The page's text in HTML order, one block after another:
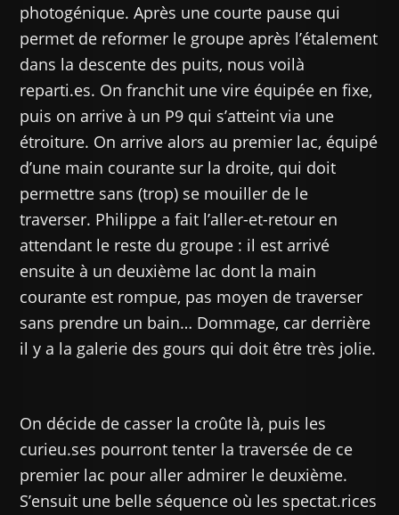
photogénique. Après une courte pause qui
permet de reformer le groupe après l’étalement
dans la descente des puits, nous voilà
reparti.es. On franchit une vire équipée en fixe,
puis on arrive à un P9 qui s’atteint via une
étroiture. On arrive alors au premier lac, équipé
d’une main courante sur la droite, qui doit
permettre sans (trop) se mouiller de le
traverser. Philippe a fait l’aller-et-retour en
attendant le reste du groupe : il est arrivé
ensuite à un deuxième lac dont la main
courante est rompue, pas moyen de traverser
sans prendre un bain… Dommage, car derrière
il y a la galerie des gours qui doit être très jolie.
On décide de casser la croûte là, puis les
curieu.ses pourront tenter la traversée de ce
premier lac pour aller admirer le deuxième.
S’ensuit une belle séquence où les spectat.rices